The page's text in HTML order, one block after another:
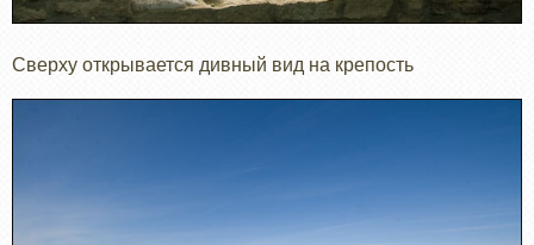
Сверху открывается дивный вид на крепость